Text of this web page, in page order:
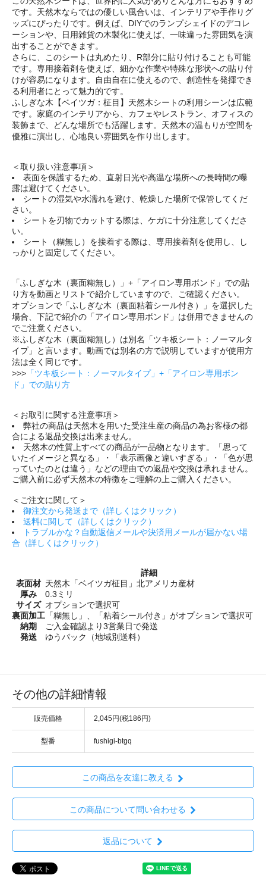
です。天然木ならではの優しい風合いは、インテリアや手作りグ
ッズにぴったりです。例えば、DIYでのランプシェイドのデコレ
ーションや、日用雑貨の木製化に使えば、一味違った雰囲気を演
出することができます。
さらに、このシートは丸めたり、R部分に貼り付けることも可能
です。専用接着剤を使えば、細かな作業や特殊な形状への貼り付
けが容易になります。自由自在に使えるので、創造性を発揮でき
る利用者にとって魅力的です。
ふしぎな木【ベイツガ：柾目】天然木シートの利用シーンは広範
です。家庭のインテリアから、カフェやレストラン、オフィスの
装飾まで、どんな場所でも活躍します。天然木の温もりが空間を
優雅に演出し、心地良い雰囲気を作り出します。
＜取り扱い注意事項＞
表面を保護するため、直射日光や高温な場所への長時間の曝
露は避けてください。
シートの湿気や水濡れを避け、乾燥した場所で保管してくだ
さい。
シートを刃物でカットする際は、ケガに十分注意してくださ
い。
シート（糊無し）を接着する際は、専用接着剤を使用し、し
っかりと固定してください。
「ふしぎな木（裏面糊無し）」+「アイロン専用ボンド」での貼
り方を動画とリストで紹介していますので、ご確認ください。
オプションで「ふしぎな木（裏面粘着シール付き）」を選択した
場合、下記で紹介の「アイロン専用ボンド」は併用できませんの
でご注意ください。
※ふしぎな木（裏面糊無し）は別名「ツキ板シート：ノーマルタ
イプ」と言います。動画では別名の方で説明していますが使用方
法は全く同じです。
>>> 「ツキ板シート：ノーマルタイプ」+「アイロン専用ボン
ド」での貼り方
＜お取引に関する注意事項＞
弊社の商品は天然木を用いた受注生産の商品の為お客様の都
合による返品交換は出来ません。
天然木の性質上すべての商品が一品物となります。「思って
いたイメージと異なる」・「表示画像と違いすぎる」・「色が思
っていたのとは違う」などの理由での返品や交換は承れません。
ご購入前に必ず天然木の特徴をご理解の上ご購入ください。
＜ご注文に関して＞
御注文から発送まで（詳しくはクリック）
送料に関して（詳しくはクリック）
トラブルかな？自動返信メールや決済用メールが届かない場
合（詳しくはクリック）
詳細
表面材 天然木「ベイツガ柾目」北アメリカ産材
厚み
0.3ミリ
サイズ オプションで選択可
裏面加工 「糊無し」、「粘着シール付き」がオプションで選択可
納期
ご入金確認より3営業日で発送
発送
ゆうパック（地域別送料）
その他の詳細情報
販売価格 2,045円(税186円)
型番 fushigi-btgq
この商品を友達に教える
この商品について問い合わせる
返品について